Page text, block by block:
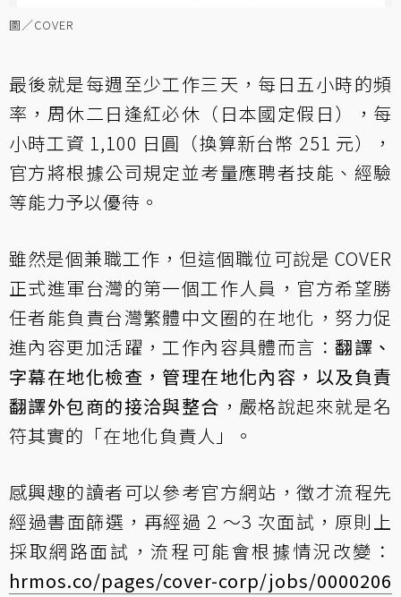
圖／COVER
最後就是每週至少工作三天，每日五小時的頻
率，周休二日逢紅必休（日本國定假日），每
小時工資 1,100 日圓（換算新台幣 251 元），
官方將根據公司規定並考量應聘者技能、經驗
等能力予以優待。
雖然是個兼職工作，但這個職位可說是 COVER
正式進軍台灣的第一個工作人員，官方希望勝
任者能負責台灣繁體中文圈的在地化，努力促
進內容更加活躍，工作內容具體而言：翻譯、
字幕在地化檢查，管理在地化內容，以及負責
翻譯外包商的接洽與整合 ，嚴格說起來就是名
符其實的「在地化負責人」。
感興趣的讀者可以參考官方網站，徵才流程先
經過書面篩選，再經過 2 ～3 次面試，原則上
採取網路面試，流程可能會根據情況改變：
hrmos.co/pages/cover-corp/jobs/0000206